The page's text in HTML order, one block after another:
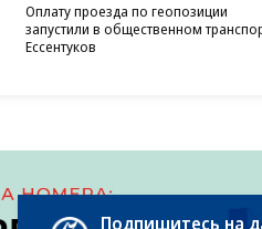
Оплату проезда по геопозиции
запустили в общественном
Ессентуков
Подпишитесь на